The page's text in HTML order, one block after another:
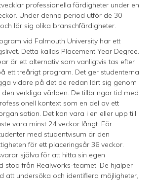
professionella färdigheter under en
Under denna period utför de 30
lär sig olika branschfärdigheter.
vid Falmouth University har ett
Detta kallas Placement Year Degree.
är ett alternativ som vanligtvis tas efter
ett treårigt program. Det ger studenterna
vidare på det de redan lärt sig genom
verkliga världen. De tillbringar tid med
kontext som en del av ett
Det kan vara i en eller upp till
vara minst 24 veckor långt. För
med studentvisum är den
för ett placeringsår 36 veckor.
själva för att hitta sin egen
stöd från Realworks-teamet. De hjälper
att undersöka och identifiera möjligheter,